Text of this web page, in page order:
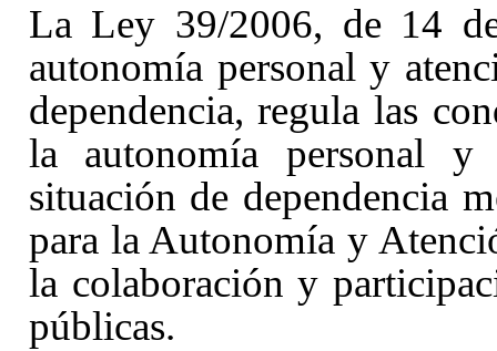
La Ley 39/2006, de 14
autonomía personal y
dependencia, regula las
la autonomía personal
situación de dependencia
para la Autonomía y
la colaboración y
públicas.